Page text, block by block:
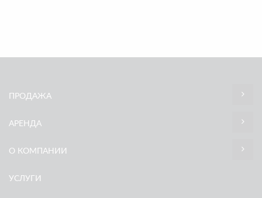
ПРОДАЖА
АРЕНДА
О КОМПАНИИ
УСЛУГИ